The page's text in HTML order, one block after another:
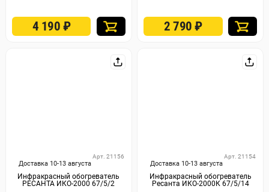
4 190 ₽ 2 790₽
Доставка 10-13 августа
Арт. 21156
Инфракрасный обогреватель
РЕСАНТА ИКО-2000 67/5/2
Доставка 10-13 августа
Арт. 21154
Инфракрасный обогреватель
Ресанта ИКО-2000К 67/5/14